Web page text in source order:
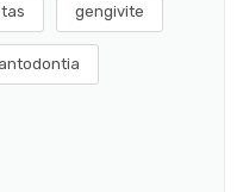
gengivite